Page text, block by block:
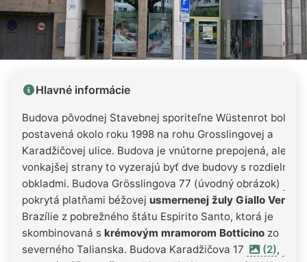
Hlavné informácie
Budova pôvodnej Stavebnej sporiteľne Wüstenrot bola
postavená okolo roku 1998 na rohu Grosslingovej a
Karadžičovej ulice. Budova je vnútorne prepojená, ale z
vonkajšej strany to vyzerajú byť dve budovy s rozdielnymi
obkladmi. Budova Grösslingova 77 (úvodný obrázok)
pokrytá platňami béžovej usmernenej žuly Giallo
Brazílie z pobrežného štátu Espirito Santo, ktorá je
skombinovaná s krémovým mramorom Botticino zo
severného Talianska. Budova Karadžičova 17
(2),